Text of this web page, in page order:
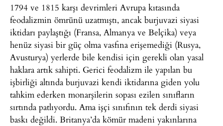
1794 ve 1815 karşı devrimleri Avrupa kıtasında
feodalizmin ömrünü uzatmıştı, ancak burjuvazi siyasi
iktidarı paylaştığı (Fransa, Almanya ve Belçika) veya
henüz siyasi bir güç olma vasfına erişemediği (Rusya,
Avusturya) yerlerde bile kendisi için gerekli olan yasal
haklara artık sahipti. Gerici feodalizm ile yapılan bu
işbirliği altında burjuvazi kendi iktidarına giden yolu
tahkim ederken monarşilerin sopası ezilen sınıfların
sırtında patlıyordu. Ama işçi sınıfının tek derdi siyasi
baskı değildi. Britanya’da kömür madeni yakınlarına